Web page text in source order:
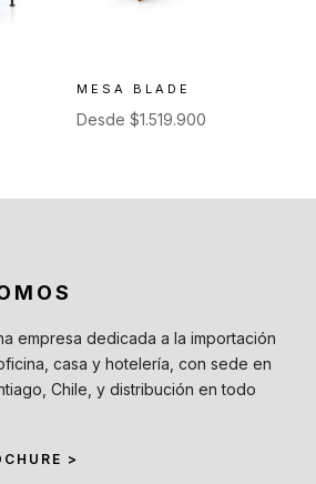
MESA BLADE
Desde$1.519.900
empresa dedicada a la importación
casa y hotelería, con sede en
Chile, y distribución en todo
>